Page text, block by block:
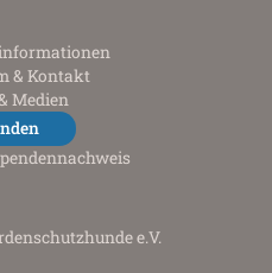
& Kontakt
Medien
e.V.